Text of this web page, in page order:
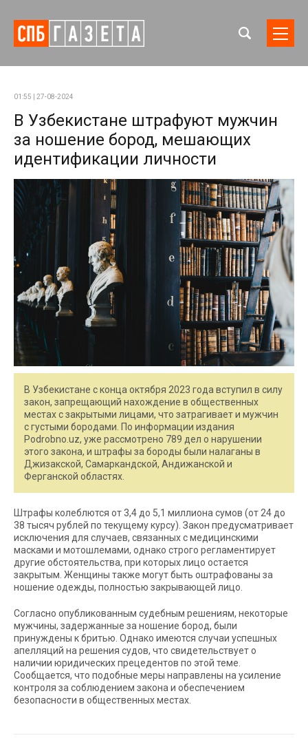
01:55 | 27-08-2024
В Узбекистане штрафуют мужчин
за ношение бород, мешающих
идентификации личности
В Узбекистане с конца октября 2023 года вступил в силу
закон, запрещающий нахождение в общественных
местах с закрытыми лицами, что затрагивает и мужчин
с густыми бородами. По информации издания
Podrobno.uz, уже рассмотрено 789 дел о нарушении
этого закона, и штрафы за бороды были налаганы в
Джизакской, Самаркандской, Андижанской и
Ферганской областях.
Штрафы колеблются от 3,4 до 5,1 миллиона сумов (от 24 до
38 тысяч рублей по текущему курсу). Закон предусматривает
исключения для случаев, связанных с медицинскими
масками и мотошлемами, однако строго регламентирует
другие обстоятельства, при которых лицо остается
закрытым. Женщины также могут быть оштрафованы за
ношение одежды, полностью закрывающей лицо.
Согласно опубликованным судебным решениям, некоторые
мужчины, задержанные за ношение бород, были
принуждены к бритью. Однако имеются случаи успешных
апелляций на решения судов, что свидетельствует о
наличии юридических прецедентов по этой теме.
Сообщается, что подобные меры направлены на усиление
контроля за соблюдением закона и обеспечением
безопасности в общественных местах.